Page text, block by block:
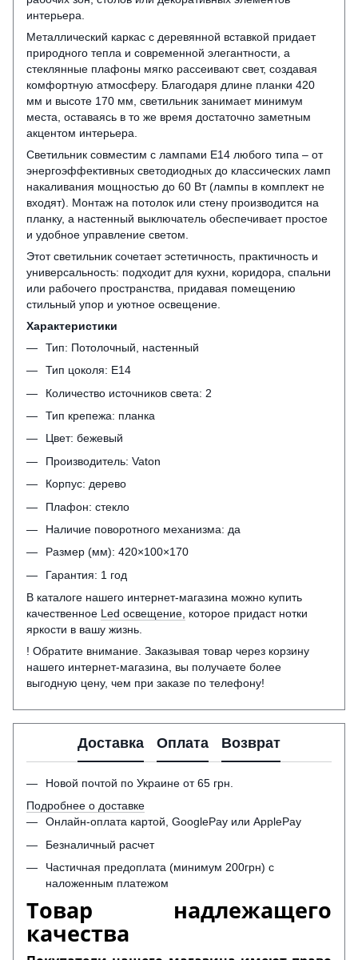
интерьера.
Металлический каркас с деревянной вставкой придает
природного тепла и современной элегантности, а
стеклянные плафоны мягко рассеивают свет, создавая
комфортную атмосферу. Благодаря длине планки 420
мм и высоте 170 мм, светильник занимает минимум
места, оставаясь в то же время достаточно заметным
акцентом интерьера.
Светильник совместим с лампами E14 любого типа – от
энергоэффективных светодиодных до классических ламп
накаливания мощностью до 60 Вт (лампы в комплект не
входят). Монтаж на потолок или стену производится на
планку, а настенный выключатель обеспечивает простое
и удобное управление светом.
Этот светильник сочетает эстетичность, практичность и
универсальность: подходит для кухни, коридора, спальни
или рабочего пространства, придавая помещению
стильный упор и уютное освещение.
Характеристики
Тип: Потолочный, настенный
Тип цоколя: Е14
Количество источников света: 2
Тип крепежа: планка
Цвет: бежевый
Производитель: Vaton
Корпус: дерево
Плафон: стекло
Наличие поворотного механизма: да
Размер (мм): 420×100×170
Гарантия: 1 год
В каталоге нашего интернет-магазина можно купить
качественное Led освещение, которое придаст нотки
яркости в вашу жизнь.
! Обратите внимание. Заказывая товар через корзину
нашего интернет-магазина, вы получаете более
выгодную цену, чем при заказе по телефону!
Доставка Оплата Возврат
Новой почтой по Украине от 65 грн.
Подробнее о доставке
Онлайн-оплата картой, GooglePay или ApplePay
Безналичный расчет
Частичная предоплата (минимум 200грн) с
наложенным платежом
Товар надлежащего
качества